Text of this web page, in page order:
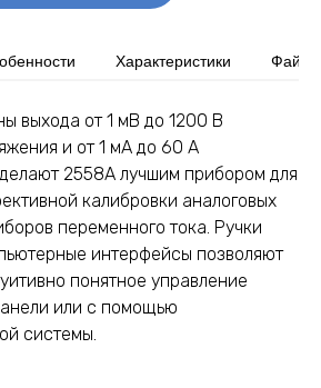
Характеристики Файлы
выхода от 1 мВ до 1200 В
и от 1 мА до 60 А
2558А лучшим прибором для
калибровки аналоговых
переменного тока. Ручки
интерфейсы позволяют
понятное управление
или с помощью
системы.